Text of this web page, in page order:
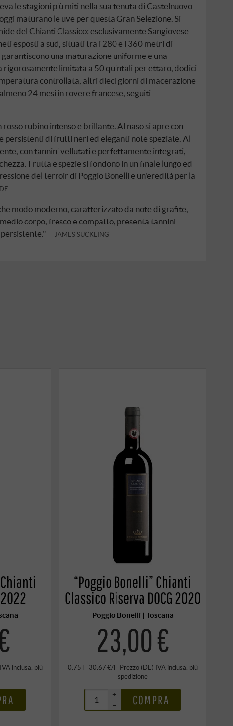
le stagioni più miti nella sua tenuta di Castelnuovo
maturano le uve per questa Gran Selezione. Si
del Chianti Classico: esclusivamente Sangiovese
esposti a sud, situati tra i 280 e i 360 metri di
una maturazione uniforme e una
rigorosamente limitata a 50 quintali per ettaro, dodici
controllata, altri dieci giorni di macerazione
24 mesi in rovere francese, seguiti
rubino intenso e brillante. Al naso si apre con
persistenti di frutti neri ed eleganti note speziate. Al
con tannini vellutati e perfettamente integrati,
Frutta e spezie si fondono in un finale lungo ed
del terroir di Poggio Bonelli e un'eredità per la
modo moderno, caratterizzato da note di grafite,
corpo, fresco e compatto, presenta tannini
JAMES SUCKLING
IVA inclusa , più
“Poggio Bonelli” Chianti
Classico Riserva DOCG 2020
Poggio Bonelli | Toscana
23,00 €
0,75 l · 30,67 €/l · Prezzo (DE) IVA inclusa , più
spedizione
+
–
COMPRA